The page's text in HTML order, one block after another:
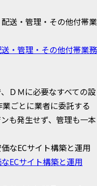
・管理・その他付帯業務
ＤＭに必要なすべての設
ごとに業者に委託する
も発生せず、管理も一本
ECサイト構築と運用